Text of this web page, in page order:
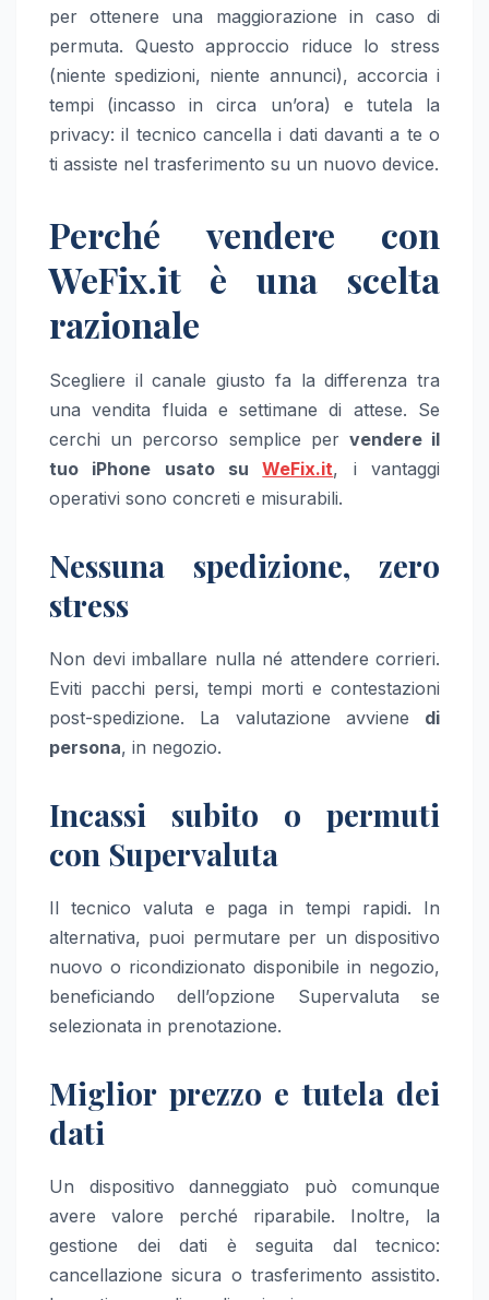
per ottenere una maggiorazione in caso di
permuta. Questo approccio riduce lo stress
(niente spedizioni, niente annunci), accorcia i
tempi (incasso in circa un’ora) e tutela la
privacy: il tecnico cancella i dati davanti a te o
ti assiste nel trasferimento su un nuovo device.
Perché vendere con
WeFix.it è una scelta
razionale
Scegliere il canale giusto fa la differenza tra
una vendita fluida e settimane di attese. Se
cerchi un percorso semplice per vendere il
tuo iPhone usato suWeFix.it, i vantaggi
operativi sono concreti e misurabili.
Nessuna spedizione, zero
stress
Non devi imballare nulla né attendere corrieri.
Eviti pacchi persi, tempi morti e contestazioni
post-spedizione. La valutazione avviene di
persona, in negozio.
Incassi subito o permuti
con Supervaluta
Il tecnico valuta e paga in tempi rapidi. In
alternativa, puoi permutare per un dispositivo
nuovo o ricondizionato disponibile in negozio,
beneficiando dell’opzione Supervaluta se
selezionata in prenotazione.
Miglior prezzo e tutela dei
dati
Un dispositivo danneggiato può comunque
avere valore perché riparabile. Inoltre, la
gestione dei dati è seguita dal tecnico:
cancellazione sicura o trasferimento assistito.